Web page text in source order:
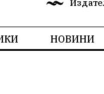
НОВИНИ